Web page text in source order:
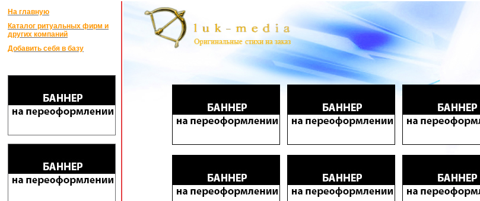
На главную
Каталог ритуальных фирм и
других компаний
Добавить себя в базу